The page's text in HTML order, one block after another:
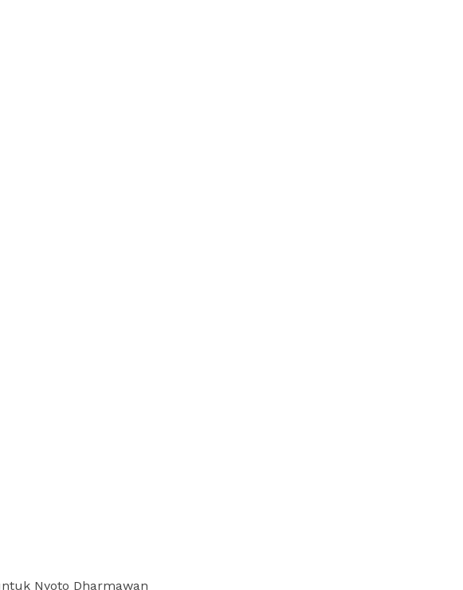
Nyoto Dharmawan